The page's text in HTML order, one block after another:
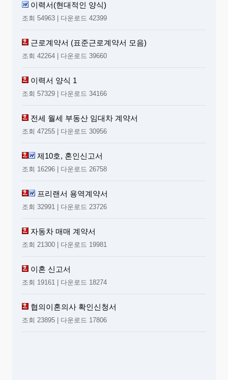
이력서(현대적인 양식)
조회 54963 | 다운로드 42399
근로계약서 (표준근로계약서 모음)
조회 42264 | 다운로드 39660
이력서 양식 1
조회 57329 | 다운로드 34166
전세 월세 부동산 임대차 계약서
조회 47255 | 다운로드 30956
제10호, 혼인신고서
조회 16296 | 다운로드 26758
프리랜서 용역계약서
조회 32991 | 다운로드 23726
자동차 매매 계약서
조회 21300 | 다운로드 19981
이혼 신고서
조회 19161 | 다운로드 18274
협의이혼의사 확인신청서
조회 23895 | 다운로드 17806